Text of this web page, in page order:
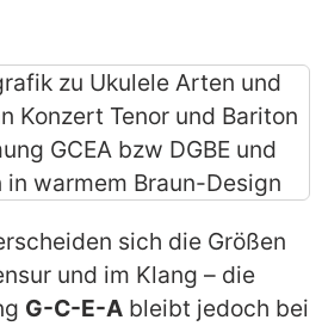
sich die Größen
und im Klang – die
G-C-E-A bleibt jedoch bei